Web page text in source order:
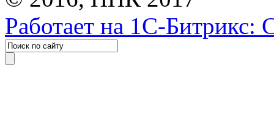
Работает на 1С-Битрикс: